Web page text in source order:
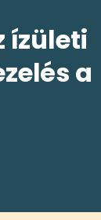
ízületi
a